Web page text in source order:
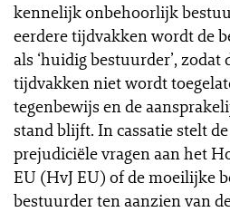
kennelijk onbehoorlijk
eerdere tijdvakken wordt de
als ‘huidig bestuurder’,
tijdvakken niet wordt
tegenbewijs en de
stand blijft. In cassatie stelt
prejudiciële vragen aan het
EU (HvJ EU) of de moeilijke
bestuurder ten aanzien van